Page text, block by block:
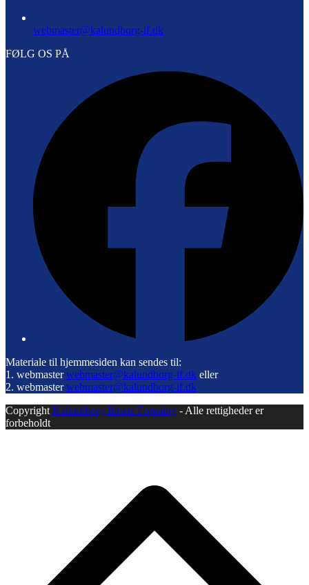
webmaster@kalundborg-if.dk
FØLG OS PÅ
Materiale til hjemmesiden kan sendes til:
1. webmasterwebmaster@kalundborg-if.dk eller
2. webmasterwebmaster@kalundborg-if.dk
Copyright Kalundborg Idræts Forening - Alle rettigheder er
forbeholdt